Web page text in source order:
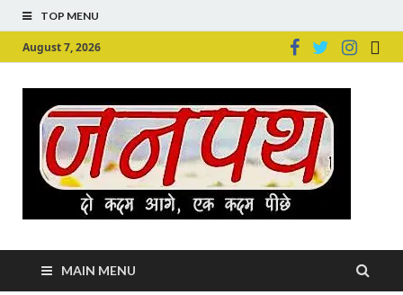
TOP MENU
August 7, 2026
MAIN MENU